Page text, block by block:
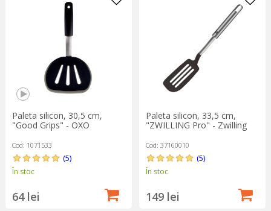
Paleta silicon, 30,5 cm,
"Good Grips" - OXO
Cod: 1071533
(5)
În stoc
64 lei
Paleta silicon, 33,5 cm,
"ZWILLING Pro" - Zwilling
Cod: 37160010
(5)
În stoc
149 lei